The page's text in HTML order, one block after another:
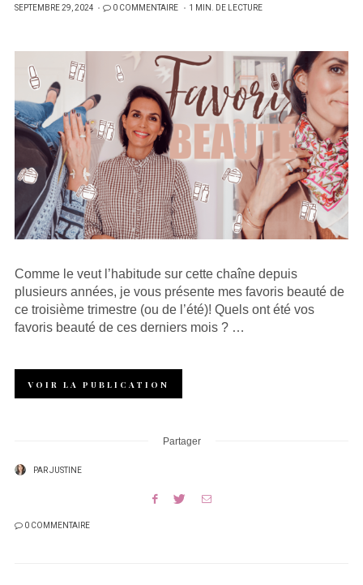
PUBLIÉ
SEPTEMBRE 29, 2024 0 COMMENTAIRE 1 MIN. DE LECTURE
Comme le veut l’habitude sur cette chaîne depuis
plusieurs années, je vous présente mes favoris beauté de
ce troisième trimestre (ou de l’été)! Quels ont été vos
favoris beauté de ces derniers mois ? …
VOIR LA PUBLICATION
Partager
PARJUSTINE
0 COMMENTAIRE